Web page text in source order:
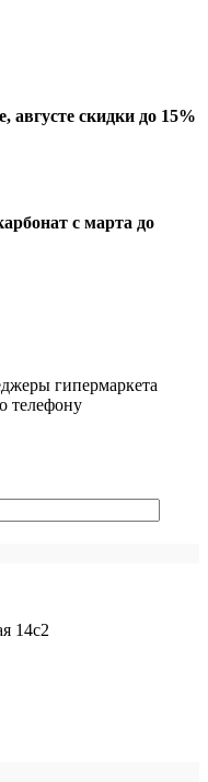
августе скидки до 15%
с марта до
гипермаркета
телефону
14с2